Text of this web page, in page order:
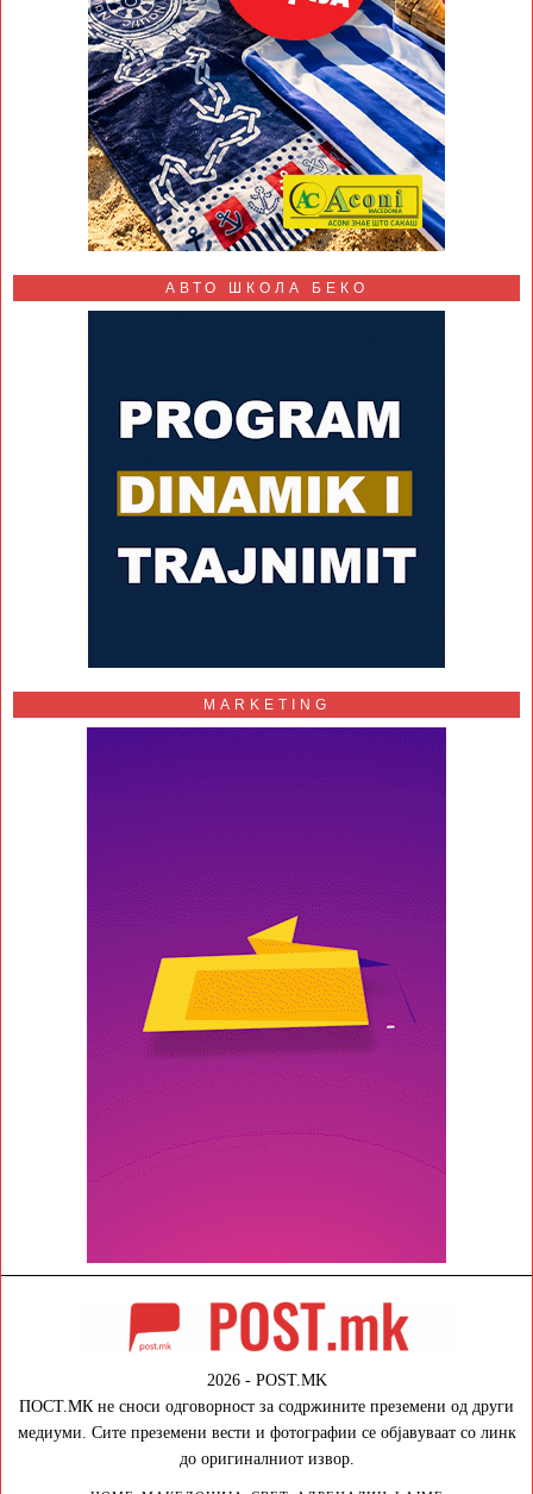
АВТО ШКОЛА БЕКО
MARKETING
2026 - POST.MK
ПОСТ.МК не сноси одговорност за содржините преземени од други
медиуми. Сите преземени вести и фотографии се објавуваат со линк
до оригиналниот извор.